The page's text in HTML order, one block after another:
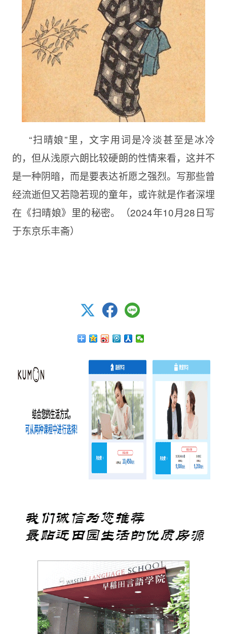
“扫晴娘”里，文字用词是冷淡甚至是冰冷
的，但从浅原六朗比较硬朗的性情来看，这并不
是一种阴暗，而是要表达祈愿之强烈。写那些曾
经流逝但又若隐若现的童年，或许就是作者深埋
在《扫晴娘》里的秘密。（2024年10月28日写
于东京乐丰斋）